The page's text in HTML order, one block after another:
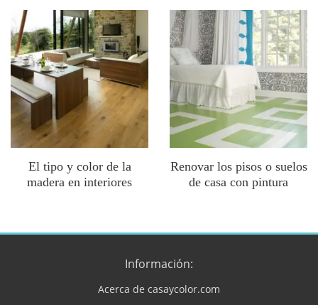
El tipo y color de la
madera en interiores
Renovar los pisos o suelos
de casa con pintura
Información:
Acerca de casaycolor.com